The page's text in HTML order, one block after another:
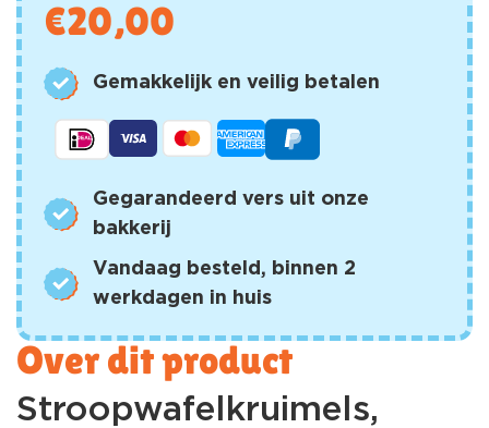
Over dit product
Stroopwafelkruimels,
€20,00
Gemakkelijk en veilig betalen
Gegarandeerd vers uit onze
bakkerij
Vandaag besteld, binnen 2
werkdagen in huis